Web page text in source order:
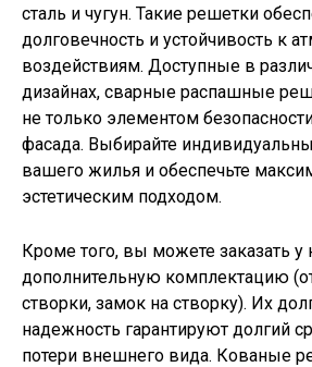
сталь и чугун. Такие решетки
долговечность и устойчивость к
воздействиям. Доступные в
дизайнах, сварные распашные
не только элементом
фасада. Выбирайте
вашего жилья и обеспечьте
эстетическим подходом.
Кроме того, вы можете заказать у
дополнительную комплектацию
створки, замок на створку). Их
надежность гарантируют долгий
потери внешнего вида. Кованые